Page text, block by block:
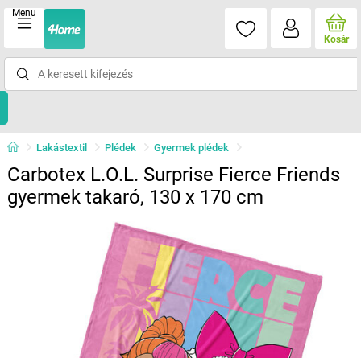
Menu
Kosár
Lakástextil Plédek Gyermek plédek
Carbotex L.O.L. Surprise Fierce Friends
gyermek takaró, 130 x 170 cm